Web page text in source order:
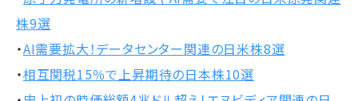
株9選
・AI需要拡大！データセンター関連の日米株8選
・相互関税15％で上昇期待の日本株10選